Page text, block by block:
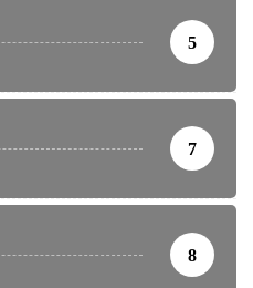
5
7
8